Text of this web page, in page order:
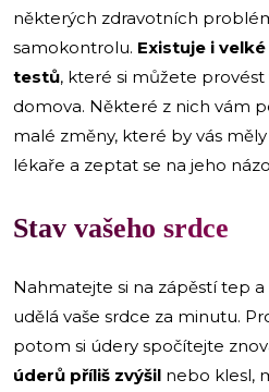
některých zdravotních
samokontrolu. Existuje i
testů, které si můžete
domova. Některé z nich vám
malé změny, které by vás
lékaře a zeptat se na jeho
Stav vašeho srdce
Nahmatejte si na zápěstí tep
udělá vaše srdce za minutu.
potom si údery spočítejte
úderů příliš zvýšil nebo klesl,